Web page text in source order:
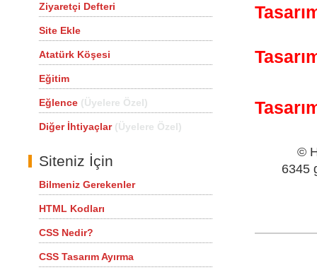
Ziyaretçi Defteri
Site Ekle
Atatürk Köşesi
Eğitim
Eğlence (Üyelere Özel)
Diğer İhtiyaçlar (Üyelere Özel)
Siteniz İçin
Bilmeniz Gerekenler
HTML Kodları
CSS Nedir?
CSS Tasarım Ayırma
©
6345